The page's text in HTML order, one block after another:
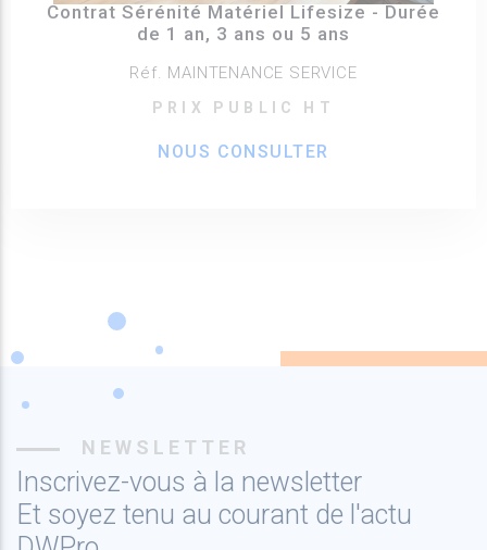
Contrat Sérénité Matériel Lifesize - Durée
de 1 an, 3 ans ou 5 ans
Réf. MAINTENANCE SERVICE
PRIX PUBLIC HT
NOUS CONSULTER
NEWSLETTER
Inscrivez-vous à la newsletter
Et soyez tenu au courant de l'actu